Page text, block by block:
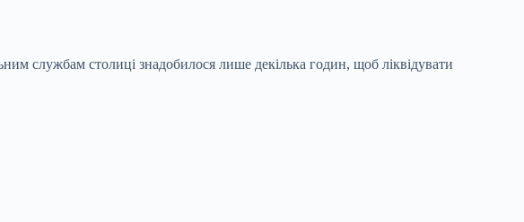
службам столиці знадобилося лише декілька годин, щоб ліквідувати